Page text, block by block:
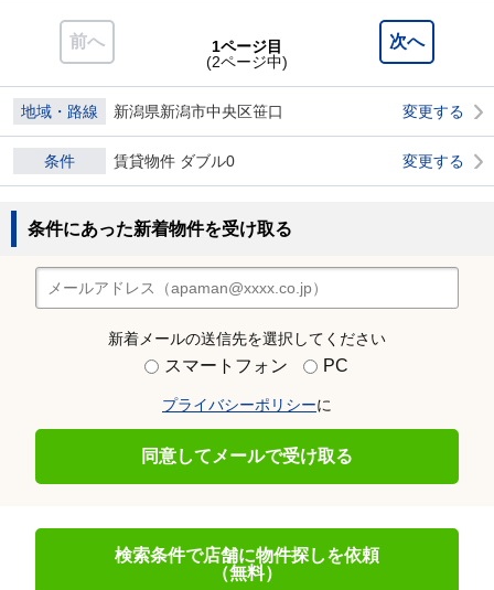
前へ 次へ
1ページ目
(2ページ中)
地域・路線 新潟県新潟市中央区笹口 変更する
条件 賃貸物件 ダブル0 変更する
条件にあった新着物件を受け取る
新着メールの送信先を選択してください
スマートフォン PC
プライバシーポリシーに
同意してメールで受け取る
検索条件で店舗に物件探しを依頼
（無料）